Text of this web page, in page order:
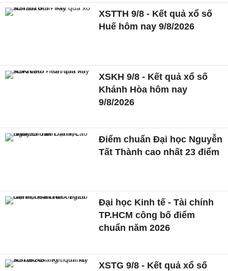
XSTTH 9/8 - Kết quả xổ số
Huế hôm nay 9/8/2026
XSKH 9/8 - Kết quả xổ số
Khánh Hòa hôm nay
9/8/2026
Điểm chuẩn Đại học Nguyễn
Tất Thành cao nhất 23 điểm
Đại học Kinh tế - Tài chính
TP.HCM công bố điểm
chuẩn năm 2026
XSTG 9/8 - Kết quả xổ số